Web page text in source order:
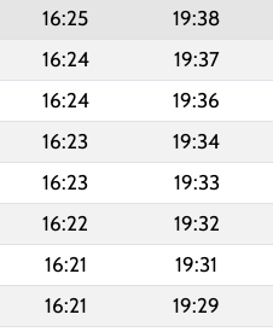
16:25 19:38
16:24 19:37
16:24 19:36
16:23 19:34
16:23 19:33
16:22 19:32
16:21 19:31
16:21 19:29